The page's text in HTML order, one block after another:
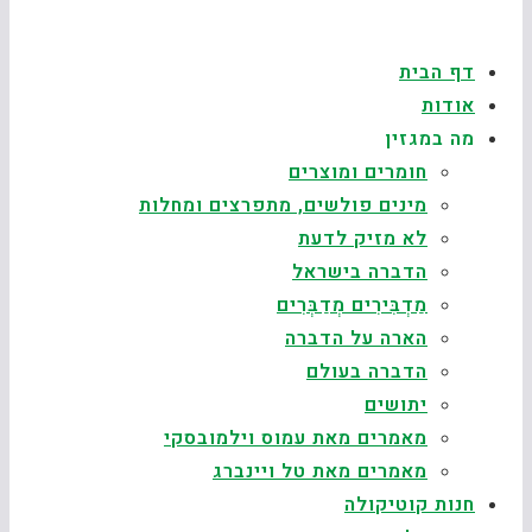
דף הבית
אודות
מה במגזין
חומרים ומוצרים
מינים פולשים, מתפרצים ומחלות
לא מזיק לדעת
הדברה בישראל
מַדְבִּירִים מְדַבְּרִים
הארה על הדברה
הדברה בעולם
יתושים
מאמרים מאת עמוס וילמובסקי
מאמרים מאת טל ויינברג
חנות קוטיקולה